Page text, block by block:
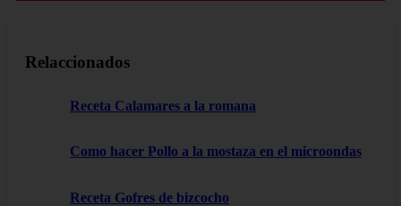
Relaccionados
Receta Calamares a la romana
Como hacer Pollo a la mostaza en el microondas
Receta Gofres de bizcocho